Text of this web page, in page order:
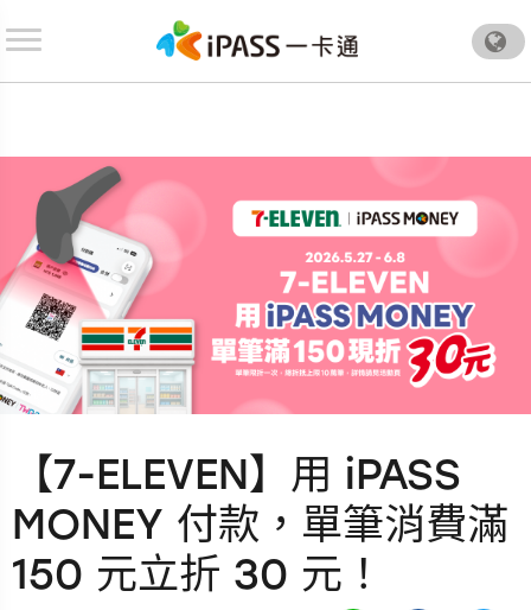
.
【7-ELEVEN】用 iPASS
MONEY 付款，單筆消費滿
150 元立折 30 元！